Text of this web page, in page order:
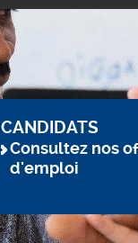
CANDIDATS
Consultez nos
d'emploi